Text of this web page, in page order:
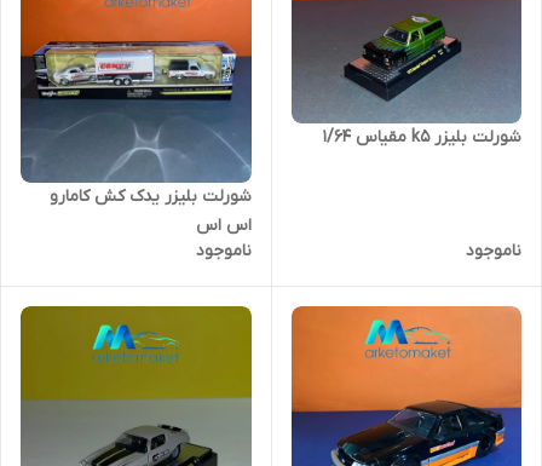
شورلت بلیزر k5 مقیاس ۱/۶۴
ناموجود
شورلت بلیزر یدک کش کامارو
اس اس
ناموجود